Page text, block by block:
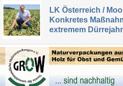
LK Österreich /
Konkretes
extremem